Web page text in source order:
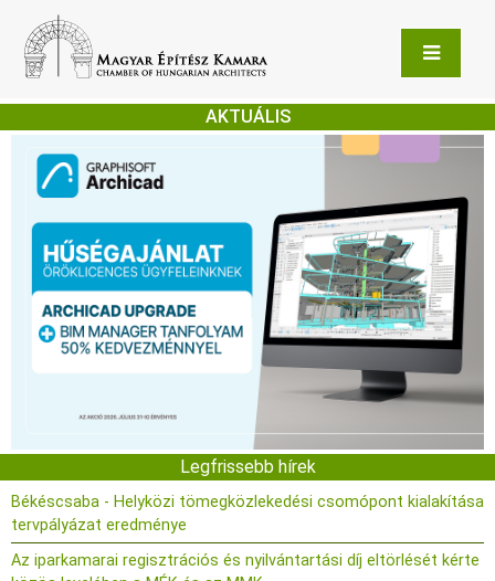
AKTUÁLIS
Legfrissebb hírek
Békéscsaba - Helyközi tömegközlekedési csomópont kialakítása
tervpályázat eredménye
Az iparkamarai regisztrációs és nyilvántartási díj eltörlését kérte